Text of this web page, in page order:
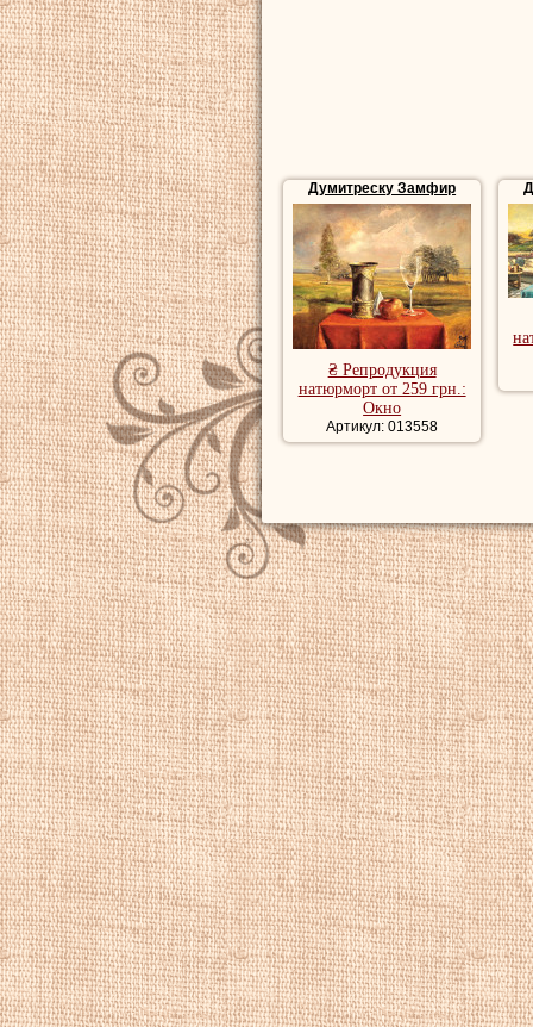
Думитреску Замфир
₴ Репродукция
натюрморт от 259 грн.:
Окно
Артикул: 013558